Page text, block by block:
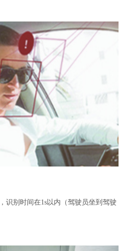
识别时间在1s以内（驾驶员坐到驾驶